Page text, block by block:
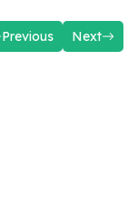
Previous Next